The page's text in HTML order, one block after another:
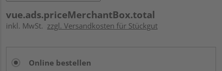
vue.ads.priceMerchantBox.total
inkl. MwSt. zzgl. Versandkosten für Stückgut
Online bestellen